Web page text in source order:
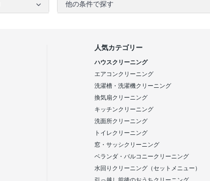
他の条件で探す
人気カテゴリー
ハウスクリーニング
エアコンクリーニング
洗濯槽・洗濯機クリーニング
換気扇クリーニング
キッチンクリーニング
洗面所クリーニング
トイレクリーニング
窓・サッシクリーニング
ベランダ・バルコニークリーニング
水回りクリーニング（セットメニュー）